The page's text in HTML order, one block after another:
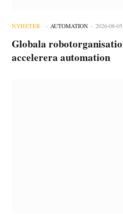
NYHETER AUTOMATION 2026-08-05
Globala
accelerera automation